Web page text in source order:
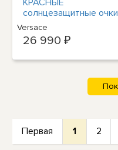
солнцезащитные очки
Versace VE4418F-
3882-56
Versace
26 990 ₽
Первая 1 2